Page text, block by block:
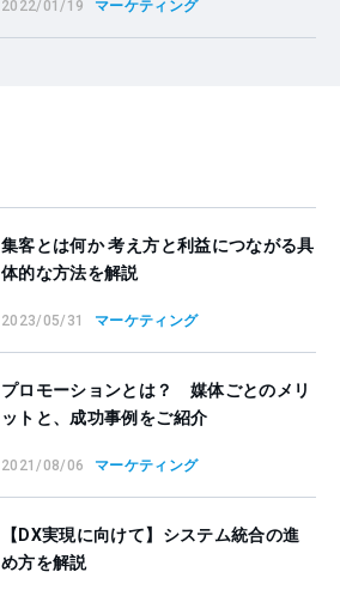
2022/01/19 マーケティング
集客とは何か 考え方と利益につながる具
体的な方法を解説
2023/05/31 マーケティング
プロモーションとは？ 媒体ごとのメリ
ットと、成功事例をご紹介
2021/08/06 マーケティング
【DX実現に向けて】システム統合の進
め方を解説